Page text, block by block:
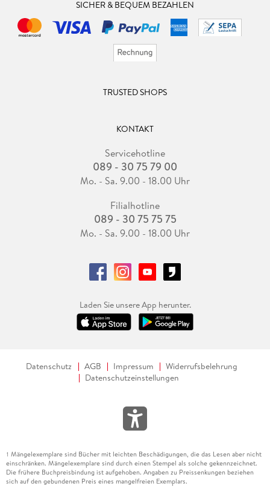
SICHER & BEQUEM BEZAHLEN
TRUSTED SHOPS
KONTAKT
Servicehotline
089 - 30 75 79 00
Mo. - Sa. 9.00 - 18.00 Uhr
Filialhotline
089 - 30 75 75 75
Mo. - Sa. 9.00 - 18.00 Uhr
Laden Sie unsere App herunter.
Datenschutz AGB Impressum
Widerrufsbelehrung
Datenschutzeinstellungen
1 Mängelexemplare sind Bücher mit leichten Beschädigungen, die das Lesen aber nicht
einschränken. Mängelexemplare sind durch einen Stempel als solche gekennzeichnet.
Die frühere Buchpreisbindung ist aufgehoben. Angaben zu Preissenkungen beziehen
sich auf den gebundenen Preis eines mangelfreien Exemplars.